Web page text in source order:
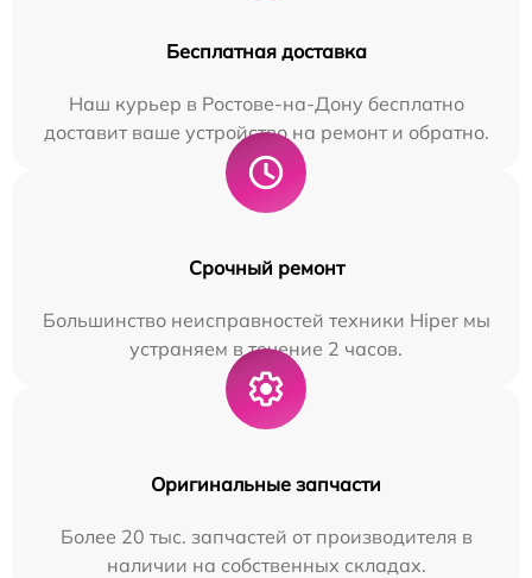
Бесплатная доставка
Наш курьер в Ростове-на-Дону бесплатно
доставит ваше устройство на ремонт и обратно.
Срочный ремонт
Большинство неисправностей техники Hiper мы
устраняем в течение 2 часов.
Оригинальные запчасти
Более 20 тыс. запчастей от производителя в
наличии на собственных складах.